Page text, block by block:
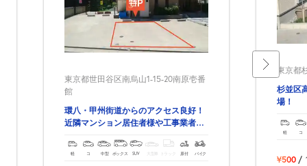
東京都世田谷区南烏山1-15-20南原壱番
館
環八・甲州街道からのアクセス良好！
近隣マンション居住者様や工事業者様
軽 コ 中型 ボックス SUV 大型車 トラック 原付 バイク
東京都
杉並区
場！
軽 コ
¥500 /